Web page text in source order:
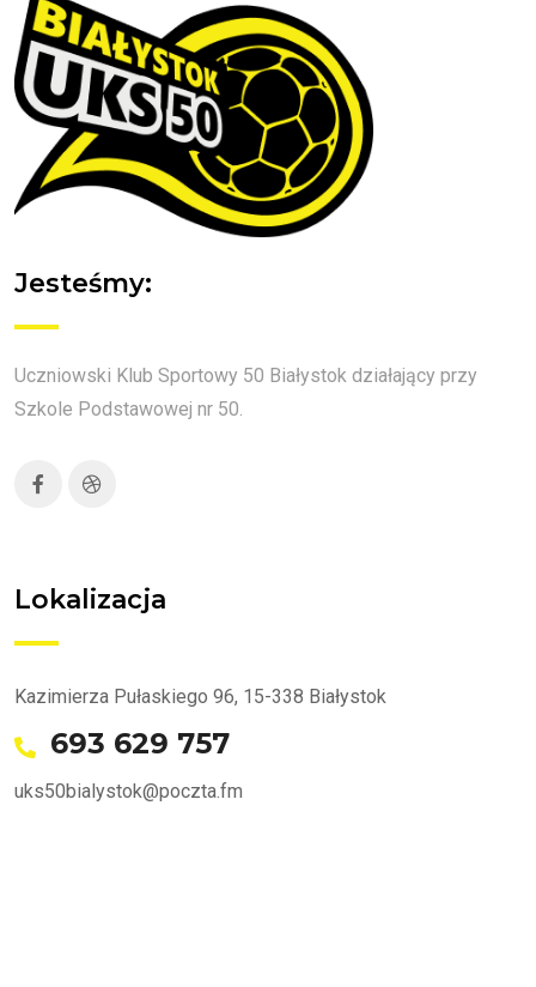
Jesteśmy:
Uczniowski Klub Sportowy 50 Białystok działający przy
Szkole Podstawowej nr 50.
Lokalizacja
Kazimierza Pułaskiego 96, 15-338 Białystok
693 629 757
uks50bialystok@poczta.fm